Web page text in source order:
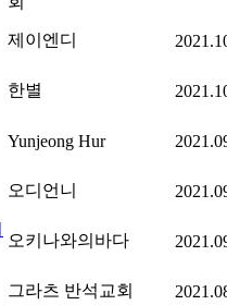
제이엔디
한별
Yunjeong Hur
오디언니
오키나와의바다
그라츠 반석교회